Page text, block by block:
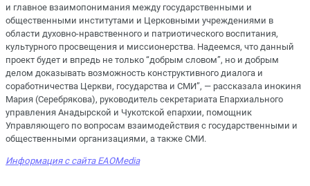
и главное взаимопонимания между государственными и
общественными институтами и Церковными учреждениями в
области духовно-нравственного и патриотического воспитания,
культурного просвещения и миссионерства. Надеемся, что данный
проект будет и впредь не только “добрым словом”, но и добрым
делом доказывать возможность конструктивного диалога и
соработничества Церкви, государства и СМИ”, — рассказала инокиня
Мария (Серебрякова), руководитель секретариата Епархиального
управления Анадырской и Чукотской епархии, помощник
Управляющего по вопросам взаимодействия с государственными и
общественными организациями, а также СМИ.
Информация с сайта EAOMedia